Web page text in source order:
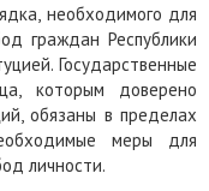
необходимого для
граждан Республики
Государственные
которым доверено
обязаны в пределах
меры для
личности.